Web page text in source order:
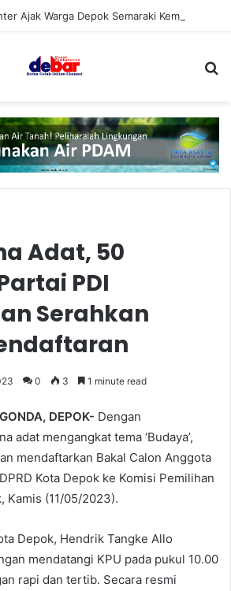
Adat, 50
PDI
Serahkan
0 3 1 minute read
DEPOK- Dengan
adat mengangkat tema ‘Budaya’,
mendaftarkan Bakal Calon Anggota
Kota Depok ke Komisi Pemilihan
Kamis (11/05/2023).
Depok, Hendrik Tangke Allo
mendatangi KPU pada pukul 10.00
rapi dan tertib. Secara resmi